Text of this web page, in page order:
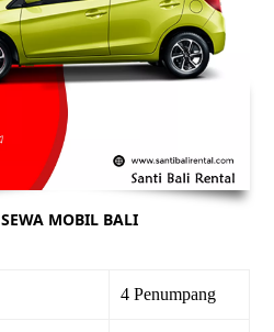
SEWA MOBIL BALI
4 Penumpang